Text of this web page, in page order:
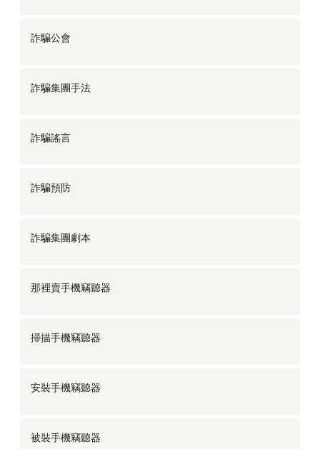
詐騙公會
詐騙集團手法
詐騙謠言
詐騙預防
詐騙集團劇本
那裡賣手機竊聽器
掃描手機竊聽器
安裝手機竊聽器
被裝手機竊聽器